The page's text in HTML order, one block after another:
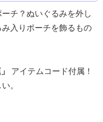
チ？ぬいぐるみを外し
入りポーチを飾るもの
アイテムコード付属！
。